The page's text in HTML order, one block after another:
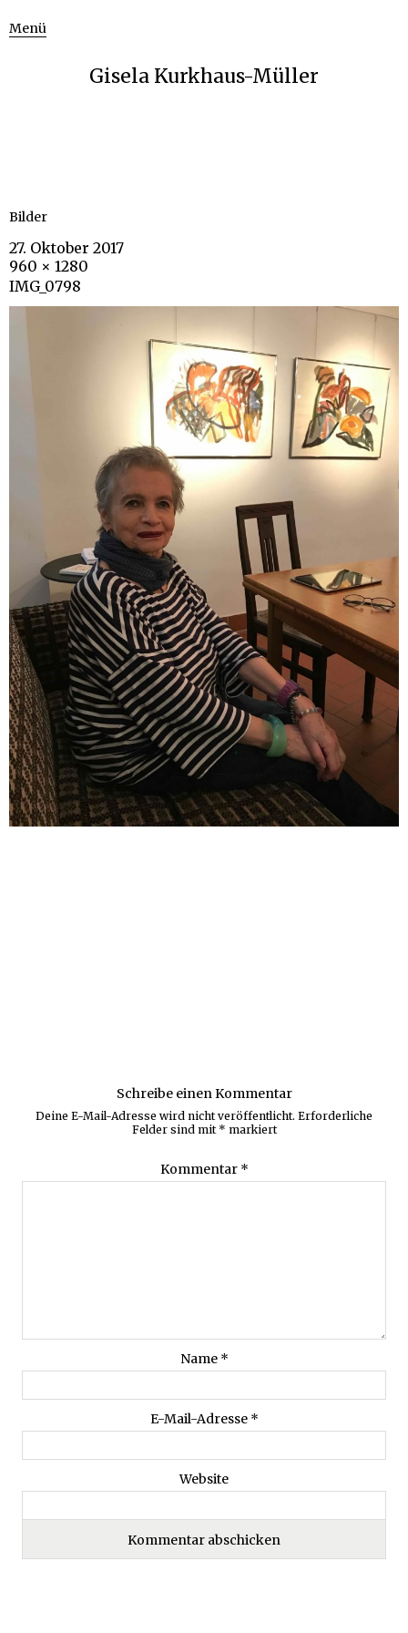
Menü
Gisela Kurkhaus-Müller
Bilder
27. Oktober 2017
960 × 1280
IMG_0798
Schreibe einen Kommentar
Deine E-Mail-Adresse wird nicht veröffentlicht. Erforderliche
Felder sind mit * markiert
Kommentar *
Name *
E-Mail-Adresse *
Website